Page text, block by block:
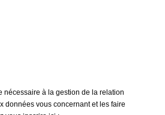
nécessaire à la gestion de la relation
données vous concernant et les faire